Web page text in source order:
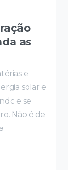
as
e
solar e
e se
Não é de